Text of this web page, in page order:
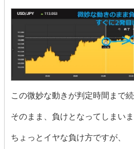
この微妙な動きが判定時間まで続
そのまま、負けとなってしまいま
ちょっとイヤな負け方ですが、